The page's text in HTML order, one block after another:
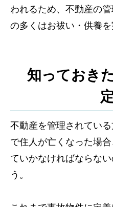
われるため、不動産の
の多くはお祓い・供養を
知っておき
不動産を管理されてい
で住人が亡くなった場
ていかなければならな
う。